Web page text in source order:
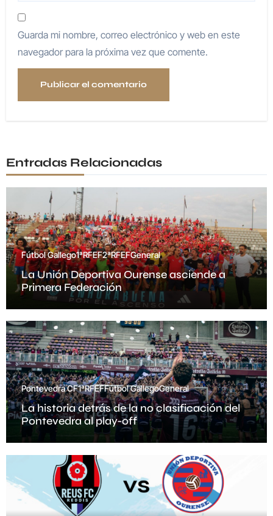
Guarda mi nombre, correo electrónico y web en este
navegador para la próxima vez que comente.
Entradas Relacionadas
Fútbol Gallego1ªRFEF2ªRFEFGeneral
La Unión Deportiva Ourense asciende a
Primera Federación
Pontevedra CF1ªRFEFFútbol GallegoGeneral
La historia detrás de la no clasificación del
Pontevedra al play-off